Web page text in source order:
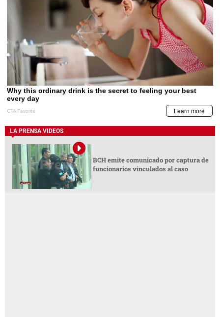
LA PRENSA VIDEOS
BCH emite comunicado por captura de
funcionarios vinculados al caso